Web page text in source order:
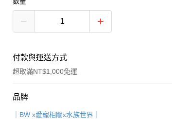
付款與運送方式
超取滿NT$1,000免運
付款方式
信用卡一次付款
品牌
｜BW x愛寵相關x水族世界｜